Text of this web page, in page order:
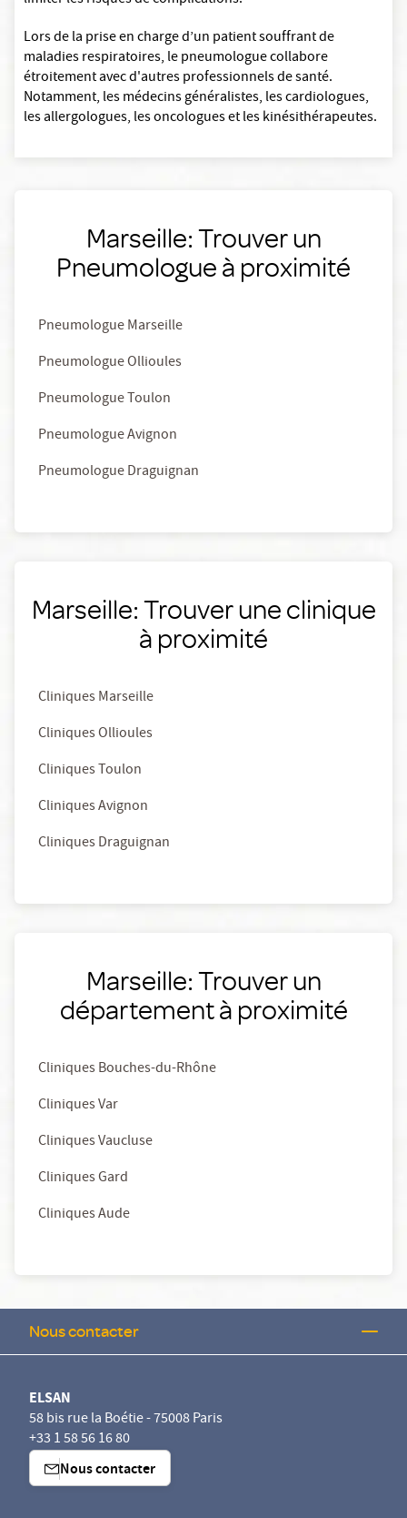
Lors de la prise en charge d’un patient souffrant de
maladies respiratoires, le pneumologue collabore
étroitement avec d'autres professionnels de santé.
Notamment, les médecins généralistes, les cardiologues,
les allergologues, les oncologues et les kinésithérapeutes.
Marseille: Trouver un
Pneumologue à proximité
Pneumologue Marseille
Pneumologue Ollioules
Pneumologue Toulon
Pneumologue Avignon
Pneumologue Draguignan
Marseille: Trouver une clinique
à proximité
Cliniques Marseille
Cliniques Ollioules
Cliniques Toulon
Cliniques Avignon
Cliniques Draguignan
Marseille: Trouver un
département à proximité
Cliniques Bouches-du-Rhône
Cliniques Var
Cliniques Vaucluse
Cliniques Gard
Cliniques Aude
Nous contacter
ELSAN
58 bis rue la Boétie - 75008 Paris
+33 1 58 56 16 80
Nous contacter